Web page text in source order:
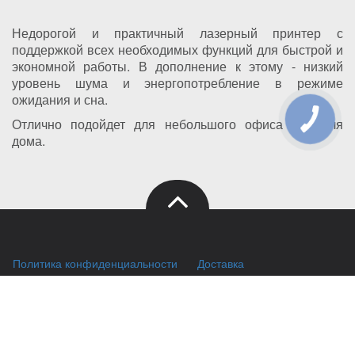
Недорогой и практичный лазерный принтер с
поддержкой всех необходимых функций для быстрой и
экономной работы. В дополнение к этому - низкий
уровень шума и энергопотребление в режиме
ожидания и сна.
Отлично подойдет для небольшого офиса или для
дома.
Политика конфиденциальности
Правила хранения куки (cookies)
Доставка
Оплата